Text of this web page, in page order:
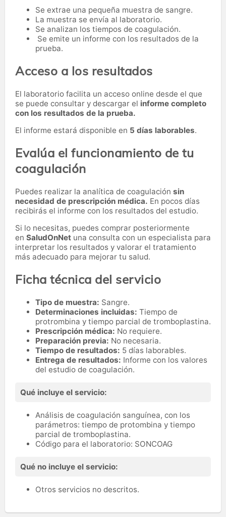
Se extrae una pequeña muestra de sangre.
La muestra se envía al laboratorio.
Se analizan los tiempos de coagulación.
Se emite un informe con los resultados de la
prueba.
Acceso a los resultados
El laboratorio facilita un acceso online desde el que
se puede consultar y descargar el informe completo
con los resultados de la prueba.
El informe estará disponible en 5 días laborables.
Evalúa el funcionamiento de tu
coagulación
Puedes realizar la analítica de coagulación sin
necesidad de prescripción médica. En pocos días
recibirás el informe con los resultados del estudio.
Si lo necesitas, puedes comprar posteriormente
en SaludOnNet una consulta con un especialista para
interpretar los resultados y valorar el tratamiento
más adecuado para mejorar tu salud.
Ficha técnica del servicio
Tipo de muestra: Sangre.
Determinaciones incluidas: Tiempo de
protrombina y tiempo parcial de tromboplastina.
Prescripción médica: No requiere.
Preparación previa: No necesaria.
Tiempo de resultados: 5 días laborables.
Entrega de resultados: Informe con los valores
del estudio de coagulación.
Qué incluye el servicio:
Análisis de coagulación sanguínea, con los
parámetros: tiempo de protombina y tiempo
parcial de tromboplastina.
Código para el laboratorio: SONCOAG
Qué no incluye el servicio:
Otros servicios no descritos.